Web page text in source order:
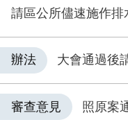
請區公所儘速施作
辦法 大會通過後
審查意見 照原案